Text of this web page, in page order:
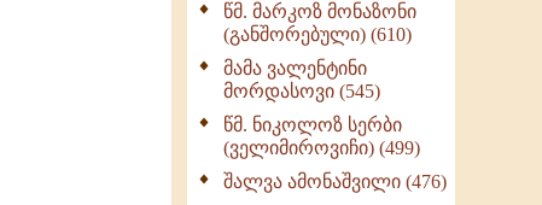
ოთხი ასეული თავი
სიყვარულის შესახებ
(259)
წმ. მარკოზ მონაზონი
(განშორებული) (610)
მამა ვალენტინი
მორდასოვი (545)
წმ. ნიკოლოზ სერბი
(ველიმიროვიჩი) (499)
შალვა ამონაშვილი (476)